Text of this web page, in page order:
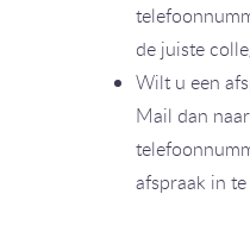
de juiste
Wilt u een
Mail dan naar
afspraak in